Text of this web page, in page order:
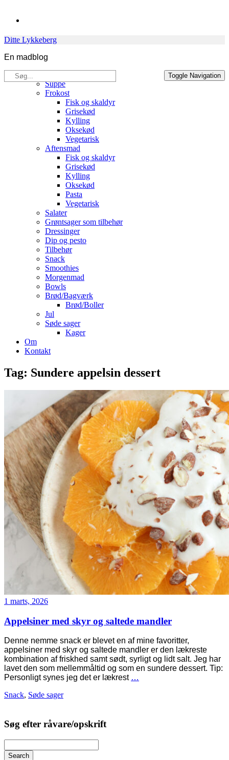
Ditte Lykkeberg
En madblog
Søg
efter:
Toggle Navigation
Opskrifter
Suppe
Frokost
Fisk og skaldyr
Grisekød
Kylling
Oksekød
Vegetarisk
Aftensmad
Fisk og skaldyr
Grisekød
Kylling
Oksekød
Pasta
Vegetarisk
Salater
Grøntsager som tilbehør
Dressinger
Dip og pesto
Tilbehør
Snack
Smoothies
Morgenmad
Bowls
Brød/Bagværk
Brød/Boller
Jul
Søde sager
Kager
Om
Kontakt
Tag: Sundere appelsin dessert
1 marts, 2026
Appelsiner med skyr og saltede mandler
Denne nemme snack er blevet en af mine favoritter,
appelsiner med skyr og saltede mandler er den lækreste
kombination af friskhed samt sødt, syrligt og lidt salt. Jeg har
lavet den som mellemmåltid og som en sundere dessert. Tip:
Personligt synes jeg det er lækrest …
Snack, Søde sager
Søg efter råvare/opskrift
Search